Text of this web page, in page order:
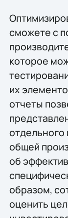
сможете с
которое
их
отчеты
отдельного
общей
об
образом,
оценить